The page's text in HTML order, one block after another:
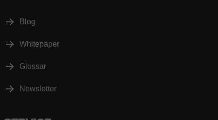
Blog
Whitepaper
Glossar
Newsletter